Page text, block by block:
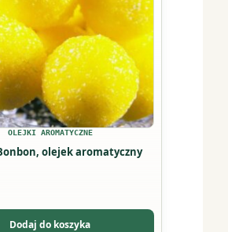
OLEJKI AROMATYCZNE
olejek aromatyczny
Dodaj do koszyka